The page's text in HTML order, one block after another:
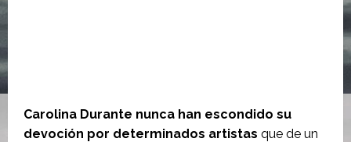
Carolina Durante nunca han escondido su
devoción por determinados artistas que de un